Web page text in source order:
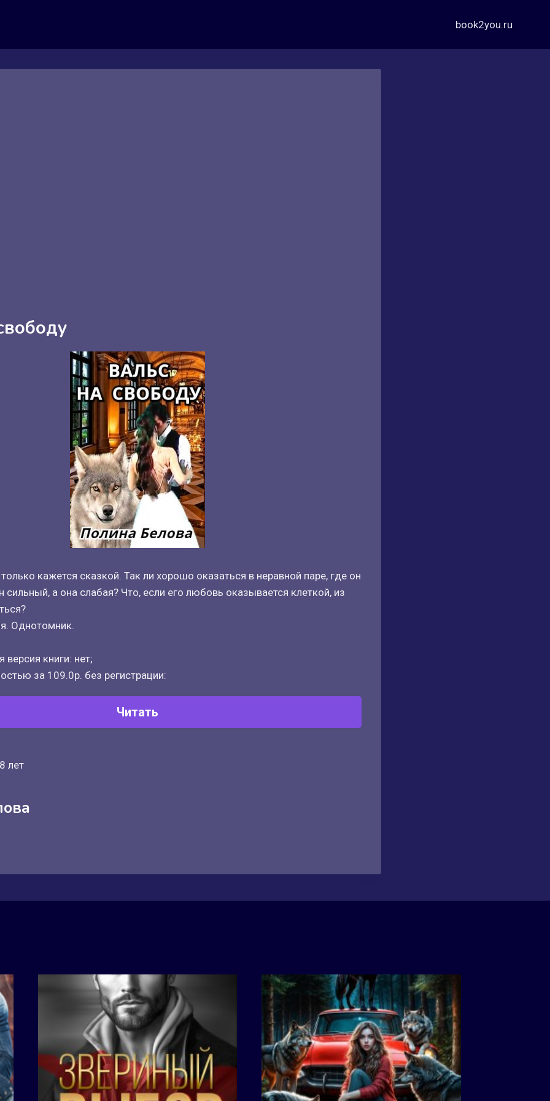
book2you.ru
кажется сказкой. Так ли хорошо оказаться в неравной паре, где он
сильный, а она слабая? Что, если его любовь оказывается клеткой, из
Однотомник.
версия книги: нет;
за 109.0р. без регистрации:
Читать
лет